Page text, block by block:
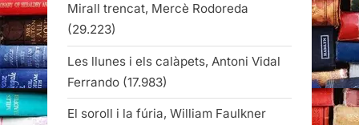
Mirall trencat, Mercè Rodoreda
(29.223)
Les llunes i els calàpets, Antoni Vidal
Ferrando (17.983)
El soroll i la fúria, William Faulkner